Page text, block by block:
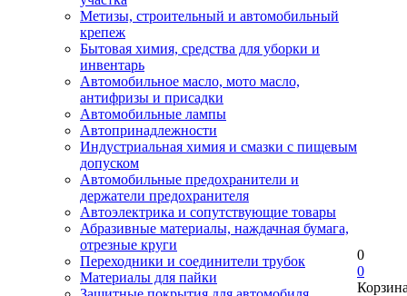
Метизы, строительный и автомобильный
крепеж
Бытовая химия, средства для уборки и
инвентарь
Автомобильное масло, мото масло,
антифризы и присадки
Автомобильные лампы
Автопринадлежности
Индустриальная химия и смазки с пищевым
допуском
Автомобильные предохранители и
держатели предохранителя
Автоэлектрика и сопутствующие товары
Абразивные материалы, наждачная бумага,
отрезные круги
Переходники и соединители трубок
Материалы для пайки
0
0